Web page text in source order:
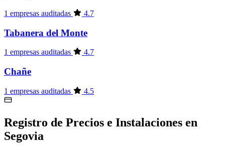
1 empresas auditadas 4.7
Tabanera del Monte
1 empresas auditadas 4.7
Chañe
1 empresas auditadas 4.5
Registro de Precios e Instalaciones en
Segovia